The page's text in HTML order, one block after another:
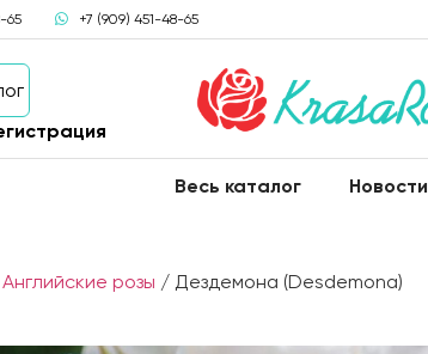
65 +7 (909) 451-48-65
Весь каталог Новости
Английские розы / Дездемона (Desdemona)